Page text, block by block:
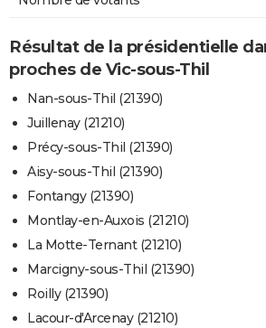
Résultat de la présidentielle
proches de Vic-sous-Thil
Nan-sous-Thil (21390)
Juillenay (21210)
Précy-sous-Thil (21390)
Aisy-sous-Thil (21390)
Fontangy (21390)
Montlay-en-Auxois (21210)
La Motte-Ternant (21210)
Marcigny-sous-Thil (21390)
Roilly (21390)
Lacour-d'Arcenay (21210)